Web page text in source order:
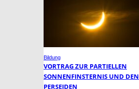
Bildung
VORTRAG ZUR PARTIELLEN
SONNENFINSTERNIS UND DEN
PERSEIDEN